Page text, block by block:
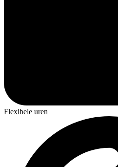
Flexibele uren